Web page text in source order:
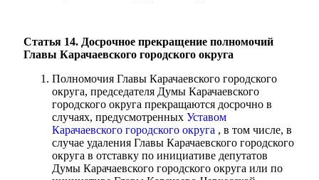
Статья 14. Досрочное прекращение полномочий
Главы Карачаевского городского округа
Полномочия Главы Карачаевского городского
округа, председателя Думы Карачаевского
городского округа прекращаются досрочно в
случаях, предусмотренных Уставом
Карачаевского городского округа , в том числе, в
случае удаления Главы Карачаевского городского
округа в отставку по инициативе депутатов
Думы Карачаевского городского округа или по